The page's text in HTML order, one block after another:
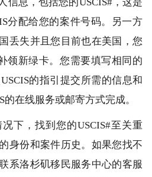
分配给您的案件号码。另一方
丢失并且您目前也在美国，您
领新绿卡。您需要填写相同的
的指引提交所需的信息和
在线服务或邮寄方式完成。
下，找到您的USCIS#至关重
身份和案件历史。如果您找不
系洛杉矶移民服务中心的客服